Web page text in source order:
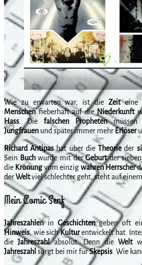
(c) Splitter Verlag (c)
Wie zu erwarten war, ist die Zeiteine
Menschenfieberhaft auf die Niederkunft
Hass . Die falschen Prophetenmüssen
Jungfrauen und später immer mehr Erlöser
Richard Antipashat über dieTheorieder
Sein Buchwurde mit derGeburtder
die Krönungvom einzig wahren Herrscher
derWeltviel schlechter geht, steht auf
Mein Comic Senf
Jahreszahlenin Geschichtengeben oft
Hinweis, wie sichKulturentwickelt hat.
dieJahreszahlabsolut. Denn dieWelt
Jahreszahl sorgt bei mir fürSkepsis . Wie